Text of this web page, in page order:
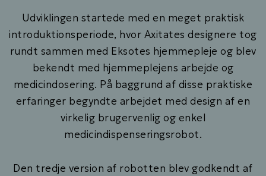
Udviklingen startede med en meget praktisk
introduktionsperiode, hvor Axitates designere tog
rundt sammen med Eksotes hjemmepleje og blev
bekendt med hjemmeplejens arbejde og
medicindosering. På baggrund af disse praktiske
erfaringer begyndte arbejdet med design af en
virkelig brugervenlig og enkel
medicindispenseringsrobot.
Den tredje version af robotten blev godkendt af